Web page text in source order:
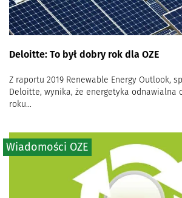
Deloitte: To był dobry rok dla OZE
Z raportu 2019 Renewable Energy Outlook,
Deloitte, wynika, że energetyka odnawialna
roku...
Wiadomości OZE